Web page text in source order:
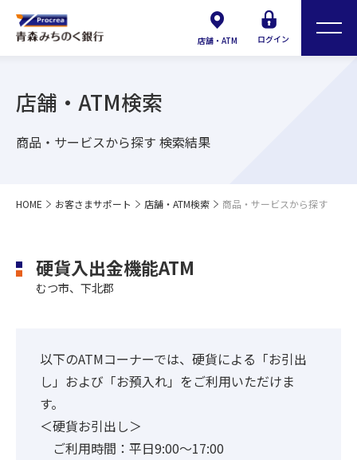
店舗・ATM ログイン
店舗・ATM検索
商品・サービスから探す 検索結果
HOME お客さまサポート 店舗・ATM検索 商品・サービスから探す
硬貨入出金機能ATM
むつ市、下北郡
以下のATMコーナーでは、硬貨による「お引出
し」および「お預入れ」をご利用いただけま
す。
＜硬貨お引出し＞
ご利用時間：平日9:00～17:00